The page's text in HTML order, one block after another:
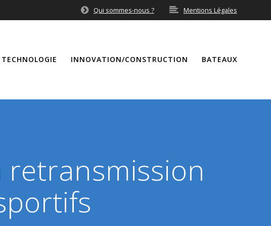
Qui sommes-nous ? Mentions Légales
TECHNOLOGIE INNOVATION/CONSTRUCTION BATEAUX
retransmission